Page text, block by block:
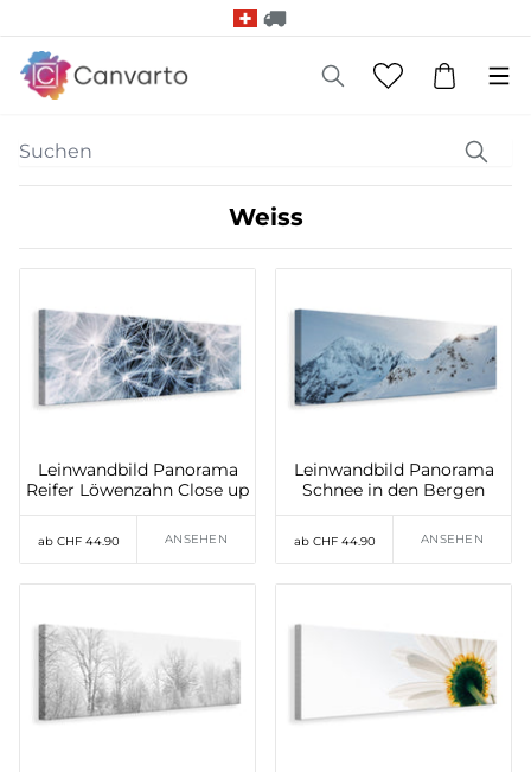
Weiss
Leinwandbild Panorama
Reifer Löwenzahn Close up
ab CHF 44.90 ANSEHEN
Leinwandbild Panorama
Schnee in den Bergen
ab CHF 44.90 ANSEHEN